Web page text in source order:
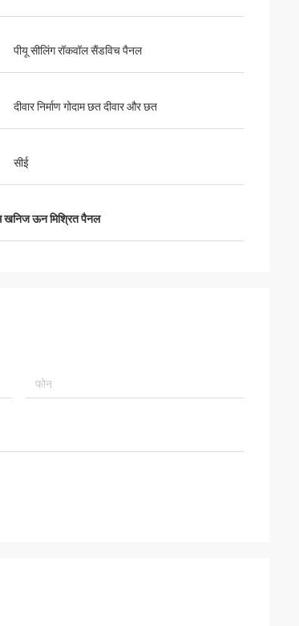
अच्छा
पीयू सीलिंग रॉकवॉल सैंडविच पैनल
दीवार निर्माण गोदाम छत दीवार और छत
सीई
खनिज ऊन मिश्रित पैनल